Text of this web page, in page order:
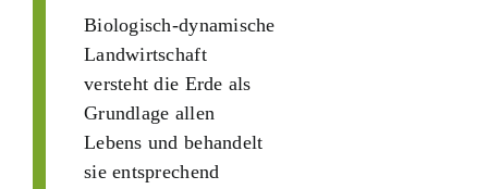
Biologisch-dynamische
Landwirtschaft
versteht die Erde als
Grundlage allen
Lebens und behandelt
sie entsprechend